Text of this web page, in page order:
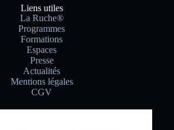
Liens utiles
La Ruche®
Programmes
Formations
Espaces
Presse
Actualités
Mentions légales
CGV